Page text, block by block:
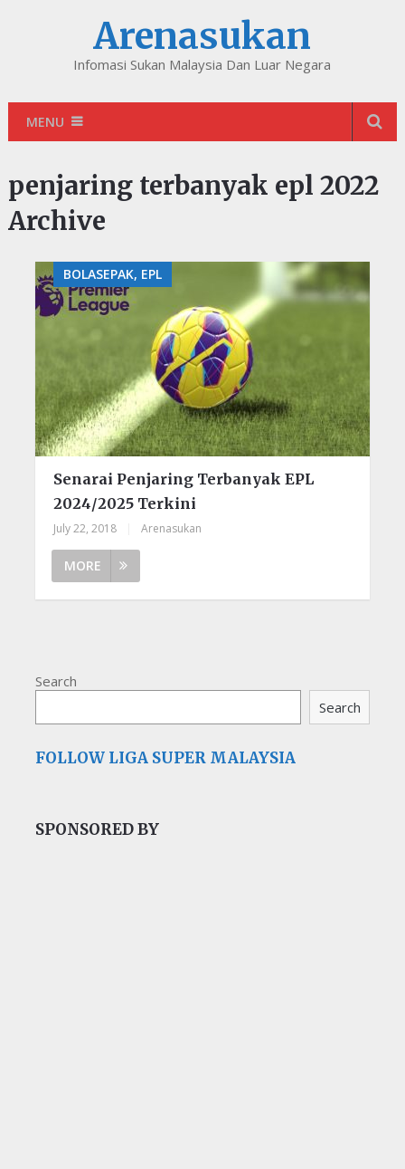
Arenasukan
Infomasi Sukan Malaysia Dan Luar Negara
MENU
penjaring terbanyak epl 2022
Archive
BOLASEPAK, EPL
Senarai Penjaring Terbanyak EPL
2024/2025 Terkini
July 22, 2018 Arenasukan
MORE
Search
Search
FOLLOW LIGA SUPER MALAYSIA
SPONSORED BY